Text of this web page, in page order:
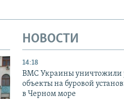
НОВОСТИ
14:18
ВМС Украины уничтожили
объекты на буровой
в Черном море